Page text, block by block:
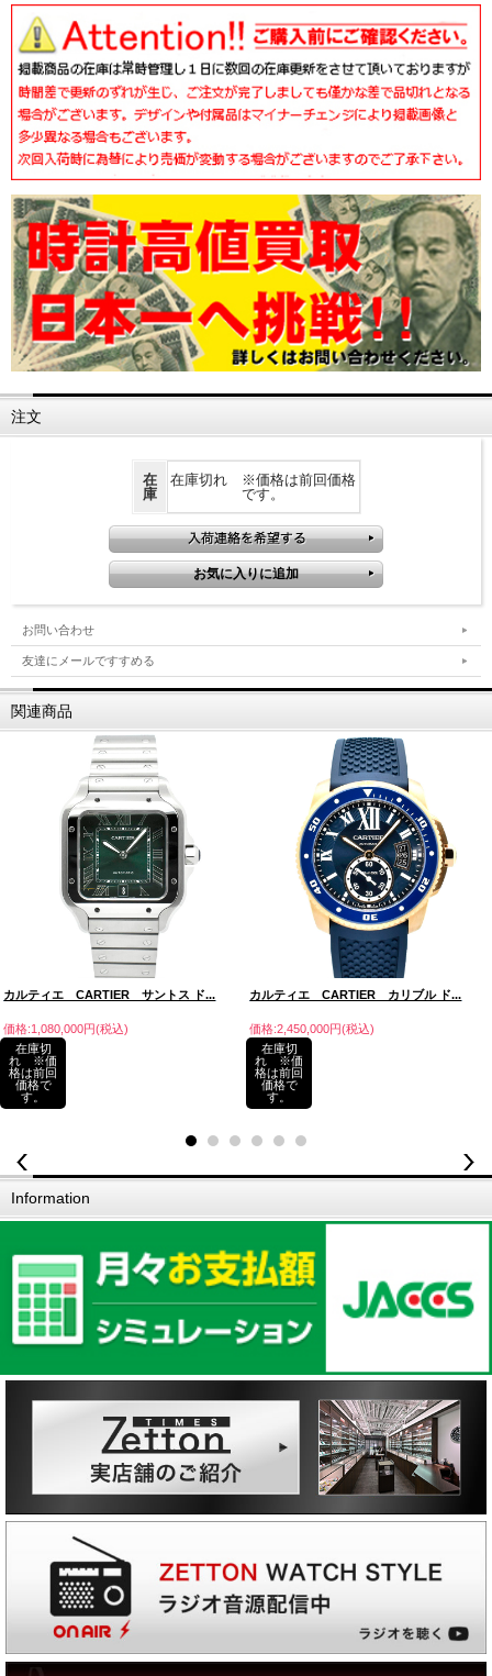
注文
在
庫
在庫切れ ※価格は前回価格
です。
お問い合わせ
友達にメールですすめる
関連商品
カルティエ CARTIER サントス ド...
価格:1,080,000円(税込)
在庫切
れ ※価
格は前回
価格で
す。
カルティエ CARTIER カリブル ド...
価格:2,450,000円(税込)
在庫切
れ ※価
格は前回
価格で
す。
Information